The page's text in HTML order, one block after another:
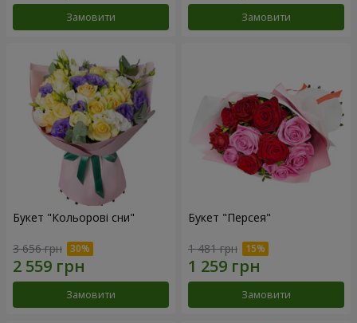
Замовити Замовити
Букет "Кольорові сни"
3 656 грн
Замовити
Букет "Персея"
1 481 грн
Замовити